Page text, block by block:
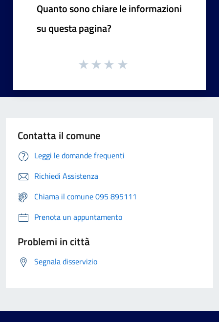
Quanto sono chiare le informazioni
su questa pagina?
Contatta il comune
Leggi le domande frequenti
Richiedi Assistenza
Chiama il comune 095 895111
Prenota un appuntamento
Problemi in città
Segnala disservizio